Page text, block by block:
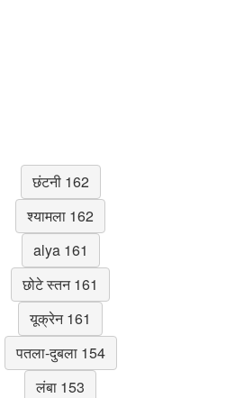
छंटनी 162
श्यामला 162
alya 161
छोटे स्तन 161
यूक्रेन 161
पतला-दुबला 154
लंबा 153